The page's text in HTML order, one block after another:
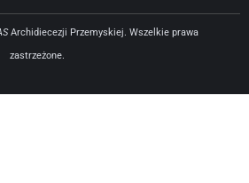
Archidiecezji Przemyskiej. Wszelkie prawa
zastrzeżone.